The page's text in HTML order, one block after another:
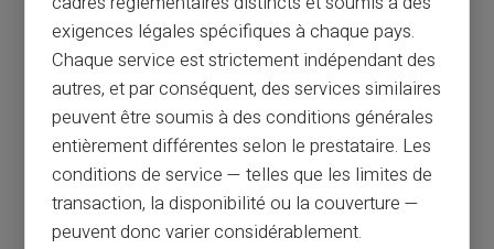
Peut-on ouvrir un compte sans justificatif
de revenus en 2026 ?
Article précédent
Revolut met fin au rechargement par
espèces : ce que change la décision du 9
exigences légales spécifiques à chaque pays.
Chaque service est strictement indépendant des
autres, et par conséquent, des services similaires
peuvent être soumis à des conditions générales
entièrement différentes selon le prestataire. Les
conditions de service — telles que les limites de
transaction, la disponibilité ou la couverture —
peuvent donc varier considérablement.